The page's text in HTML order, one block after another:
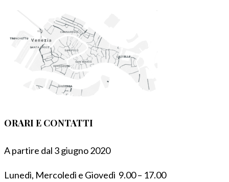
ORARI E CONTATTI
A partire dal 3 giugno 2020
Lunedì, Mercoledì e Giovedì 9.00 – 17.00